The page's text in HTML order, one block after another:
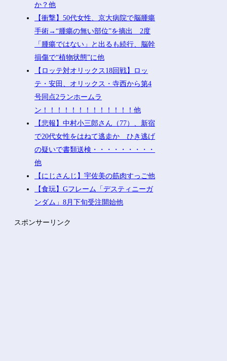
か？他
【衝撃】50代女性、京大病院で脳腫瘍
手術→“腫瘍の無い部位”を摘出 2度
「腫瘍ではない」と出るも続行、脳幹
損傷で“植物状態”に他
【ロッテ対オリックス18回戦】ロッ
テ・安田、オリックス・寺西から第4
号同点2ランホームラ
ン！！！！！！！！！！！！！他
【悲報】中村小三郎さん（77）、新宿
で20代女性をはねて逃走か ひき逃げ
の疑いで書類送検・・・・・・・・・
他
【にじさんじ】宇佐美の筋肉すっご他
【食玩】Gフレーム「デスティニーガ
ンダム」8月下旬受注開始他
スポンサーリンク